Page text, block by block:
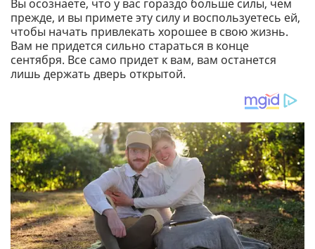
Вы осознаете, что у вас гораздо больше силы, чем
прежде, и вы примете эту силу и воспользуетесь ей,
чтобы начать привлекать хорошее в свою жизнь.
Вам не придется сильно стараться в конце
сентября. Все само придет к вам, вам останется
лишь держать дверь открытой.